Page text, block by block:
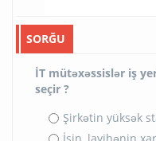
SORĞU
İT mütəxəssislər iş
seçir ?
Şirkətin yüksək